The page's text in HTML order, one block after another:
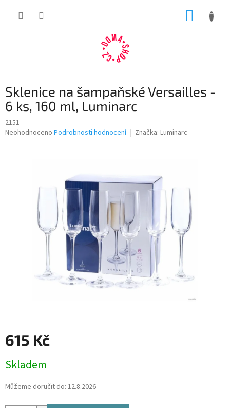
Sklenice na šampaňské Versailles -
6 ks, 160 ml, Luminarc
2151
Průměrné
hvězdiček.
Neohodnoceno Podrobnosti hodnocení Značka: Luminarc
615 Kč
cena:
Skladem
Můžeme doručit do: 12.8.2026